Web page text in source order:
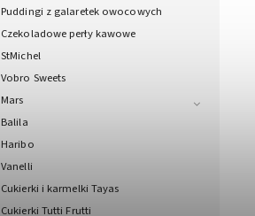
Puddingi z galaretek owocowych
Czekoladowe perły kawowe
StMichel
Vobro Sweets
Mars
Balila
Haribo
Vanelli
Cukierki i karmelki Tayas
Cukierki Tutti Frutti